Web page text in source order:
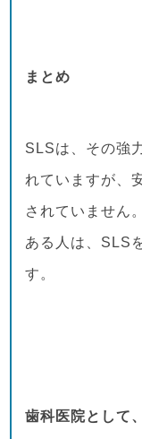
まとめ
SLSは、その強
れていますが、
されていません
ある人は、SLS
す。
歯科医院として